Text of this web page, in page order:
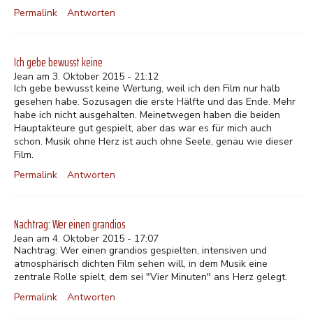
Permalink
Antworten
Ich gebe bewusst keine
Jean am 3. Oktober 2015 - 21:12
Ich gebe bewusst keine Wertung, weil ich den Film nur halb
gesehen habe. Sozusagen die erste Hälfte und das Ende. Mehr
habe ich nicht ausgehalten. Meinetwegen haben die beiden
Hauptakteure gut gespielt, aber das war es für mich auch
schon. Musik ohne Herz ist auch ohne Seele, genau wie dieser
Film.
Permalink
Antworten
Nachtrag: Wer einen grandios
Jean am 4. Oktober 2015 - 17:07
Nachtrag: Wer einen grandios gespielten, intensiven und
atmosphärisch dichten Film sehen will, in dem Musik eine
zentrale Rolle spielt, dem sei "Vier Minuten" ans Herz gelegt.
Permalink
Antworten